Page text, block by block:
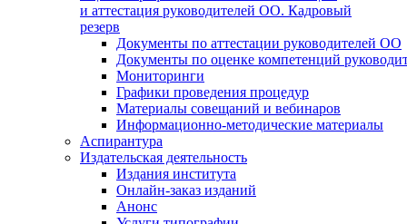
и аттестация руководителей ОО. Кадровый
резерв
Документы по аттестации руководителей ОО
Документы по оценке компетенций
Мониторинги
Графики проведения процедур
Материалы совещаний и вебинаров
Информационно-методические материалы
Аспирантура
Издательская деятельность
Издания института
Онлайн-заказ изданий
Анонс